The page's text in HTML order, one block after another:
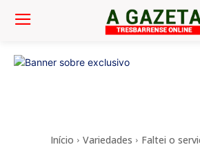
Início Variedades
Faltei o